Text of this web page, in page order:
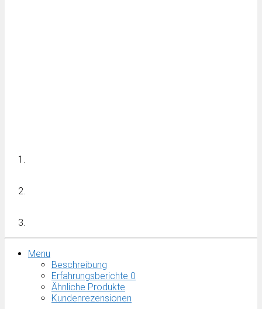
Menu
Beschreibung
Erfahrungsberichte 0
Ähnliche Produkte
Kundenrezensionen